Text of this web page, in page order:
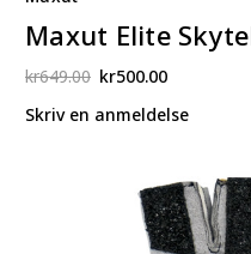
Maxut Elite
kr649.00 kr500.00
Skriv en anmeldelse